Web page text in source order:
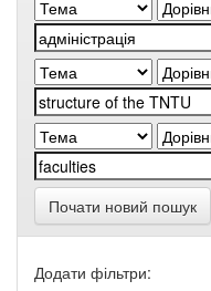
Почати новий пошук
Додати фільтри: